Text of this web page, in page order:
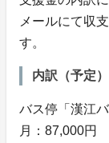
メールにて収
す。
内訳（予定）
バス停「漢江
月：87,000円